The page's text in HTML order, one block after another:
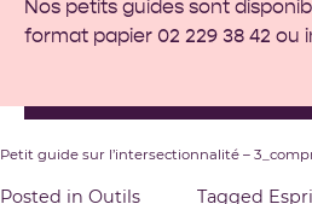
Nos petits guides sont
format papier 02 229 38 42 ou
Petit guide sur l’intersectionnalité –
Posted in Outils
Tagged